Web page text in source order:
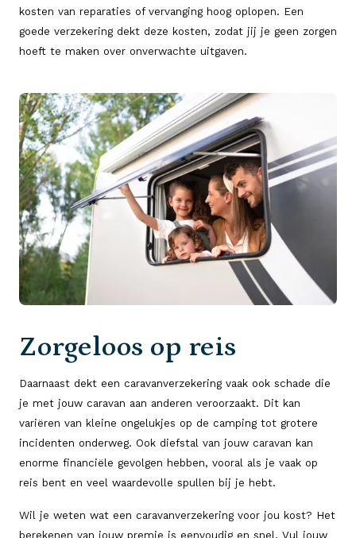
kosten van reparaties of vervanging hoog oplopen. Een
goede verzekering dekt deze kosten, zodat jij je geen zorgen
hoeft te maken over onverwachte uitgaven.
Zorgeloos op reis
Daarnaast dekt een caravanverzekering vaak ook schade die
je met jouw caravan aan anderen veroorzaakt. Dit kan
variëren van kleine ongelukjes op de camping tot grotere
incidenten onderweg. Ook diefstal van jouw caravan kan
enorme financiële gevolgen hebben, vooral als je vaak op
reis bent en veel waardevolle spullen bij je hebt.
Wil je weten wat een caravanverzekering voor jou kost? Het
berekenen van jouw premie is eenvoudig en snel. Vul jouw